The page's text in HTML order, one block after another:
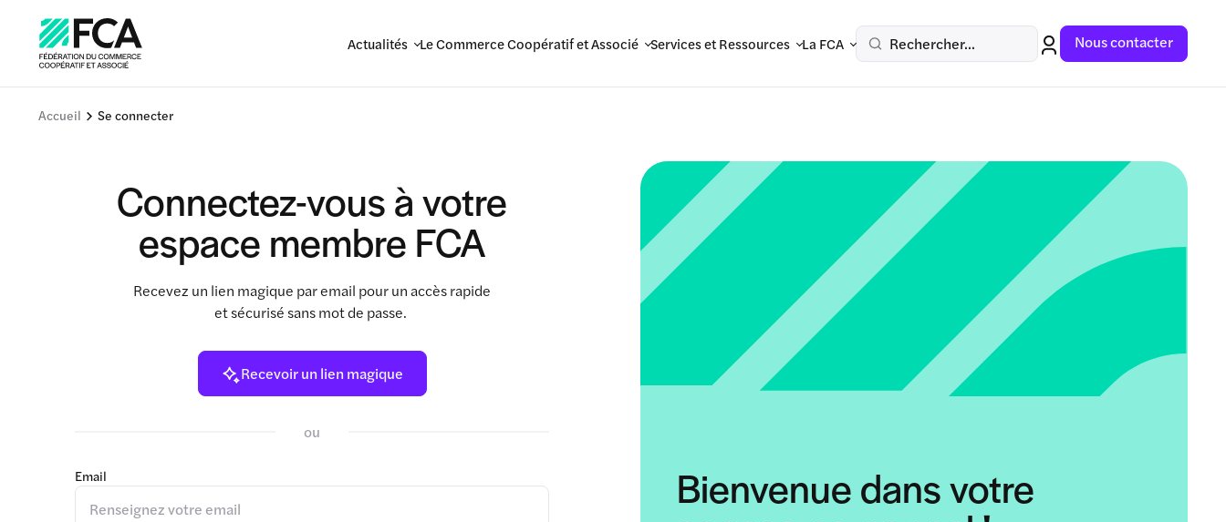
Actualités Le Commerce Coopératif et Associé Services et Ressources La FCA Rechercher... Nous contacter
Accueil Se connecter
Connectez-vous à votre
espace membre FCA
Recevez un lien magique par email pour un accès rapide
et sécurisé sans mot de passe.
Recevoir un lien magique
ou
Email Bienvenue dans votre